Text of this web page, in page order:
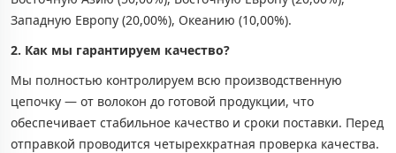
Западную Европу (20,00%), Океанию (10,00%).
2. Как мы гарантируем качество?
Мы полностью контролируем всю производственную
цепочку — от волокон до готовой продукции, что
обеспечивает стабильное качество и сроки поставки. Перед
отправкой проводится четырехкратная проверка качества.